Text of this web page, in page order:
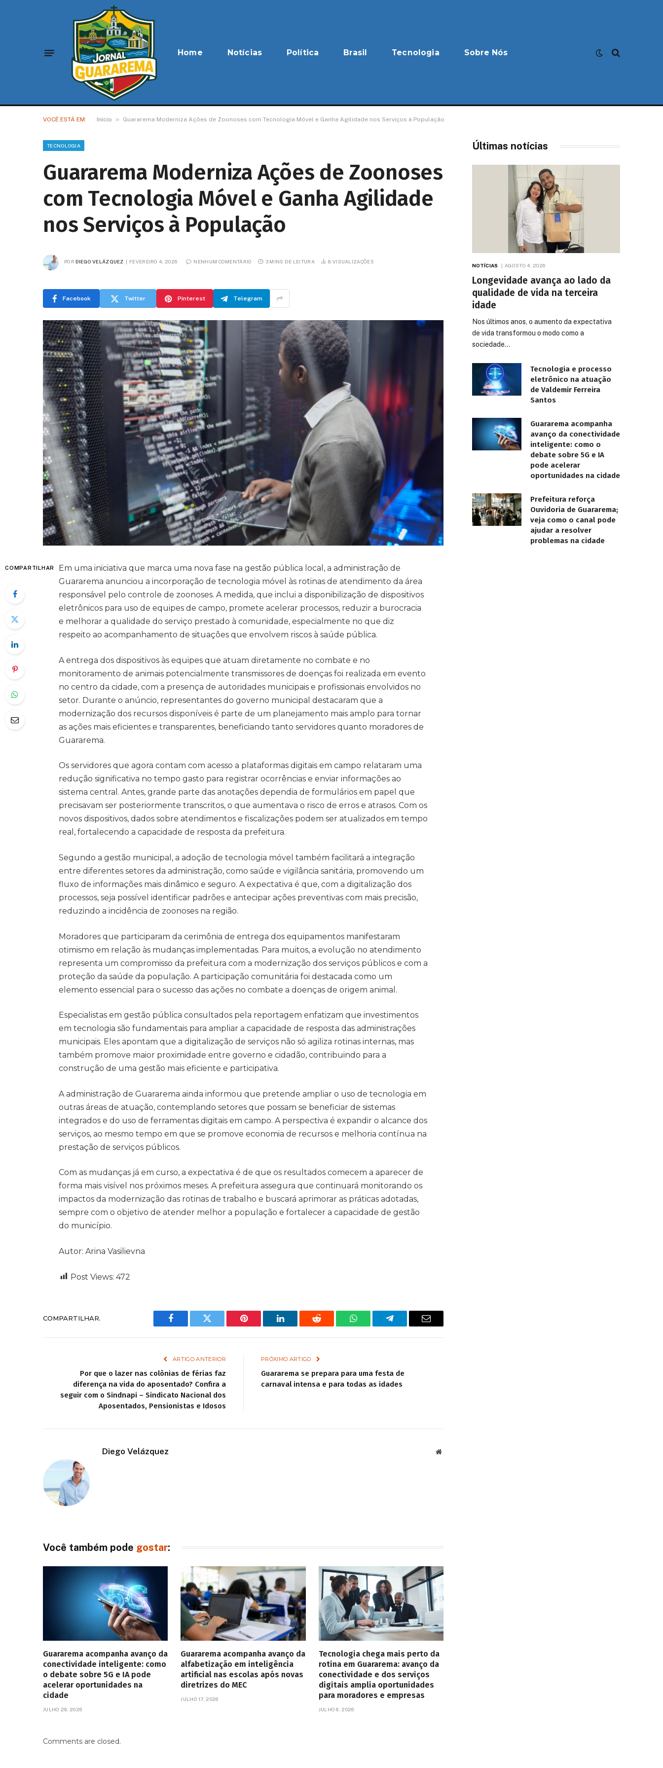
Home Notícias Política Brasil Tecnologia Sobre Nós
VOCÊ ESTÁ EM: Início » Guararema Moderniza Ações de Zoonoses com Tecnologia Móvel e Ganha Agilidade nos Serviços à População
TECNOLOGIA
Guararema Moderniza Ações de Zoonoses
com Tecnologia Móvel e Ganha Agilidade
nos Serviços à População
POR DIEGO VELÁZQUEZ FEVEREIRO 4, 2026 NENHUM COMENTÁRIO 3 MINS DE LEITURA 8 VISUALIZAÇÕES
Facebook Twitter Pinterest Telegram
COMPARTILHAR
Em uma iniciativa que marca uma nova fase na gestão pública local, a administração de
Guararema anunciou a incorporação de tecnologia móvel às rotinas de atendimento da área
responsável pelo controle de zoonoses. A medida, que inclui a disponibilização de dispositivos
eletrônicos para uso de equipes de campo, promete acelerar processos, reduzir a burocracia
e melhorar a qualidade do serviço prestado à comunidade, especialmente no que diz
respeito ao acompanhamento de situações que envolvem riscos à saúde pública.
A entrega dos dispositivos às equipes que atuam diretamente no combate e no
monitoramento de animais potencialmente transmissores de doenças foi realizada em evento
no centro da cidade, com a presença de autoridades municipais e profissionais envolvidos no
setor. Durante o anúncio, representantes do governo municipal destacaram que a
modernização dos recursos disponíveis é parte de um planejamento mais amplo para tornar
as ações mais eficientes e transparentes, beneficiando tanto servidores quanto moradores de
Guararema.
Os servidores que agora contam com acesso a plataformas digitais em campo relataram uma
redução significativa no tempo gasto para registrar ocorrências e enviar informações ao
sistema central. Antes, grande parte das anotações dependia de formulários em papel que
precisavam ser posteriormente transcritos, o que aumentava o risco de erros e atrasos. Com os
novos dispositivos, dados sobre atendimentos e fiscalizações podem ser atualizados em tempo
real, fortalecendo a capacidade de resposta da prefeitura.
Segundo a gestão municipal, a adoção de tecnologia móvel também facilitará a integração
entre diferentes setores da administração, como saúde e vigilância sanitária, promovendo um
fluxo de informações mais dinâmico e seguro. A expectativa é que, com a digitalização dos
processos, seja possível identificar padrões e antecipar ações preventivas com mais precisão,
reduzindo a incidência de zoonoses na região.
Moradores que participaram da cerimônia de entrega dos equipamentos manifestaram
otimismo em relação às mudanças implementadas. Para muitos, a evolução no atendimento
representa um compromisso da prefeitura com a modernização dos serviços públicos e com a
proteção da saúde da população. A participação comunitária foi destacada como um
elemento essencial para o sucesso das ações no combate a doenças de origem animal.
Especialistas em gestão pública consultados pela reportagem enfatizam que investimentos
em tecnologia são fundamentais para ampliar a capacidade de resposta das administrações
municipais. Eles apontam que a digitalização de serviços não só agiliza rotinas internas, mas
também promove maior proximidade entre governo e cidadão, contribuindo para a
construção de uma gestão mais eficiente e participativa.
A administração de Guararema ainda informou que pretende ampliar o uso de tecnologia em
outras áreas de atuação, contemplando setores que possam se beneficiar de sistemas
integrados e do uso de ferramentas digitais em campo. A perspectiva é expandir o alcance dos
serviços, ao mesmo tempo em que se promove economia de recursos e melhoria contínua na
prestação de serviços públicos.
Com as mudanças já em curso, a expectativa é de que os resultados comecem a aparecer de
forma mais visível nos próximos meses. A prefeitura assegura que continuará monitorando os
impactos da modernização das rotinas de trabalho e buscará aprimorar as práticas adotadas,
sempre com o objetivo de atender melhor a população e fortalecer a capacidade de gestão
do município.
Autor: Arina Vasilievna
Post Views: 472
COMPARTILHAR.
Facebook Twitter Pinterest LinkedIn Reddit WhatsAppTelegram Email
ARTIGO ANTERIOR
Por que o lazer nas colônias de férias faz
diferença na vida do aposentado? Confira a
seguir com o Sindnapi – Sindicato Nacional dos
Aposentados, Pensionistas e Idosos
PRÓXIMO ARTIGO
Guararema se prepara para uma festa de
carnaval intensa e para todas as idades
Diego Velázquez Website
Você também pode gostar:
Guararema acompanha avanço da
conectividade inteligente: como
o debate sobre 5G e IA pode
acelerar oportunidades na
cidade
JULHO 29, 2026
Guararema acompanha avanço da
alfabetização em inteligência
artificial nas escolas após novas
diretrizes do MEC
JULHO 17, 2026
Tecnologia chega mais perto da
rotina em Guararema: avanço da
conectividade e dos serviços
digitais amplia oportunidades
para moradores e empresas
JULHO 6, 2026
Comments are closed.
Últimas notícias
NOTÍCIAS AGOSTO 4, 2026
Longevidade avança ao lado da
qualidade de vida na terceira
idade
Nos últimos anos, o aumento da expectativa
de vida transformou o modo como a
sociedade…
Tecnologia e processo
eletrônico na atuação
de Valdemir Ferreira
Santos
Guararema acompanha
avanço da conectividade
inteligente: como o
debate sobre 5G e IA
pode acelerar
oportunidades na cidade
Prefeitura reforça
Ouvidoria de Guararema;
veja como o canal pode
ajudar a resolver
problemas na cidade